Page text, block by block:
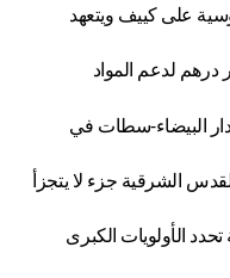
على كييف ويتعهد
تخصص 13.2 مليار درهم لدعم المواد
البيضاء-سطات في
الشرقية جزء لا يتجزأ
2027: الحكومة تحدد الأولويات الكبرى